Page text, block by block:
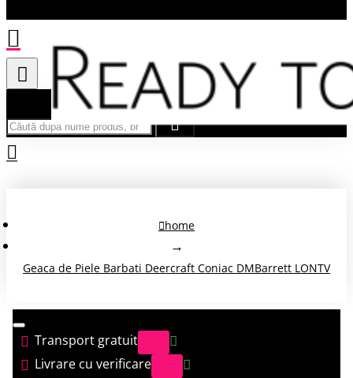
Căută după nume produs, brand...
home
Geaca de Piele Barbati Deercraft Coniac DMBarrett LONTV
Transport gratuit
Livrare cu verificare